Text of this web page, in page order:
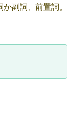
副詞、前置詞。